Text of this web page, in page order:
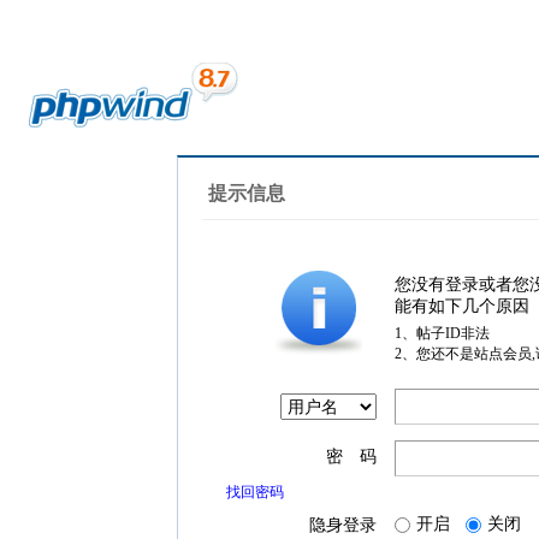
提示信息
您没有登录或者您
能有如下几个原因
1、帖子ID非法
2、您还不是站点会员
密 码
找回密码
隐身登录 开启 关闭